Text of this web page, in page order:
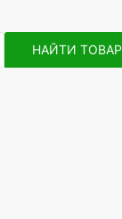
НАЙТИ ТОВАР